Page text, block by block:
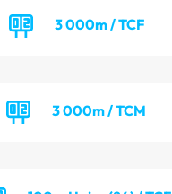
3 000m / TCF
3 000m / TCM